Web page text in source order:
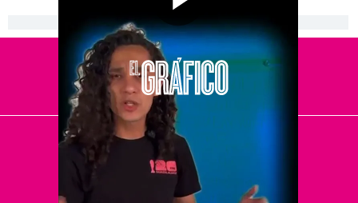
[Publicidad]
El Universal
Vive USA